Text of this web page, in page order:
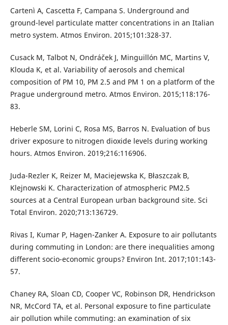
Cartenì A, Cascetta F, Campana S. Underground and
ground-level particulate matter concentrations in an Italian
metro system. Atmos Environ. 2015;101:328-37.
Cusack M, Talbot N, Ondráček J, Minguillón MC, Martins V,
Klouda K, et al. Variability of aerosols and chemical
composition of PM 10, PM 2.5 and PM 1 on a platform of the
Prague underground metro. Atmos Environ. 2015;118:176-
83.
Heberle SM, Lorini C, Rosa MS, Barros N. Evaluation of bus
driver exposure to nitrogen dioxide levels during working
hours. Atmos Environ. 2019;216:116906.
Juda-Rezler K, Reizer M, Maciejewska K, Błaszczak B,
Klejnowski K. Characterization of atmospheric PM2.5
sources at a Central European urban background site. Sci
Total Environ. 2020;713:136729.
Rivas I, Kumar P, Hagen-Zanker A. Exposure to air pollutants
during commuting in London: are there inequalities among
different socio-economic groups? Environ Int. 2017;101:143-
57.
Chaney RA, Sloan CD, Cooper VC, Robinson DR, Hendrickson
NR, McCord TA, et al. Personal exposure to fine particulate
air pollution while commuting: an examination of six